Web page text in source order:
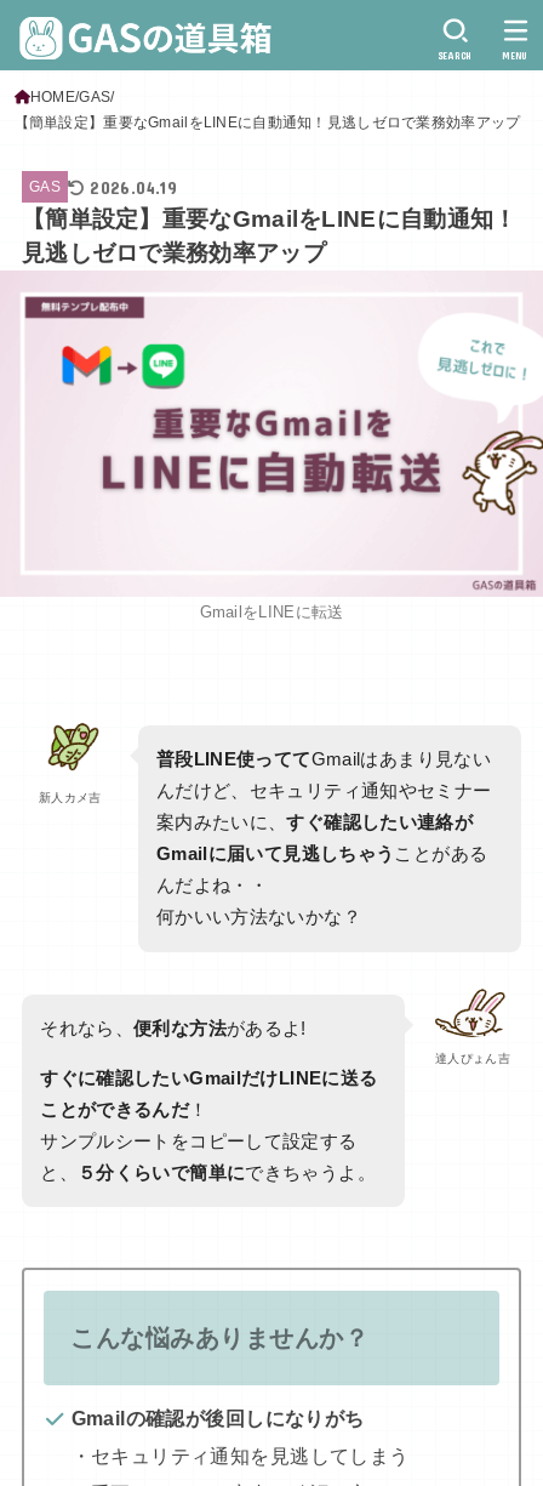
SEARCH MENU
HOME GAS
【簡単設定】重要なGmailをLINEに自動通知！見逃しゼロで業務効率アップ
GAS 2026.04.19
【簡単設定】重要なGmailをLINEに自動通知！
見逃しゼロで業務効率アップ
GmailをLINEに転送
新人カメ吉
普段LINE使っててGmailはあまり見ない
んだけど、セキュリティ通知やセミナー
案内みたいに、すぐ確認したい連絡が
Gmailに届いて見逃しちゃう ことがある
んだよね・・
何かいい方法ないかな？
達人ぴょん吉
それなら、便利な方法があるよ!
すぐに確認したいGmailだけLINEに送る
ことができるんだ！
サンプルシートをコピーして設定する
と、
５分くらいで簡単にできちゃうよ。
こんな悩みありませんか？
Gmailの確認が後回しになりがち
・セキュリティ通知を見逃してしまう